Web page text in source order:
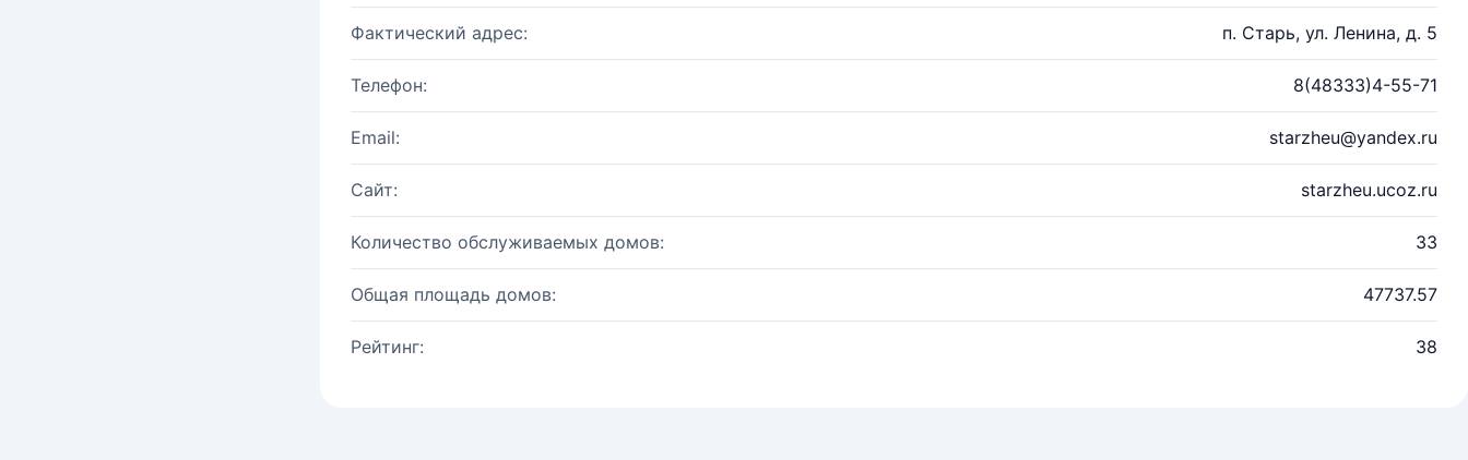
Фактический адрес: п. Старь, ул. Ленина, д. 5
Телефон: 8(48333)4-55-71
Email: starzheu@yandex.ru
Сайт: starzheu.ucoz.ru
Количество обслуживаемых домов: 33
Общая площадь домов: 47737.57
Рейтинг: 38